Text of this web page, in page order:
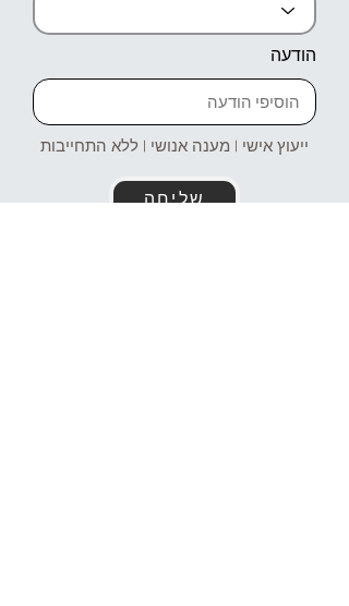
הודעה
ייעוץ אישי | מענה אנושי | ללא התחייבות
שליחה